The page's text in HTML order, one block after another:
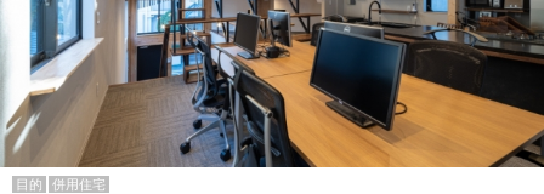
目的 併用住宅